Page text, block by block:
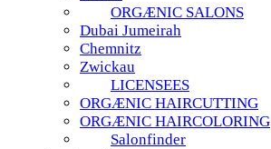
ORGÆNIC SALONS
Dubai Jumeirah
Chemnitz
Zwickau
LICENSEES
ORGÆNIC HAIRCUTTING
ORGÆNIC HAIRCOLORING
Salonfinder